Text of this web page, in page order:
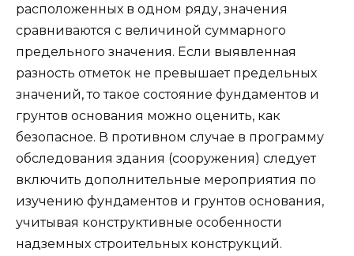
расположенных в одном ряду, значения
сравниваются с величиной суммарного
предельного значения. Если выявленная
разность отметок не превышает предельных
значений, то такое состояние фундаментов и
грунтов основания можно оценить, как
безопасное. В противном случае в программу
обследования здания (сооружения) следует
включить дополнительные мероприятия по
изучению фундаментов и грунтов основания,
учитывая конструктивные особенности
надземных строительных конструкций.